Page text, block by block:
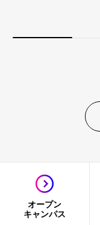
オープン
キャンパス